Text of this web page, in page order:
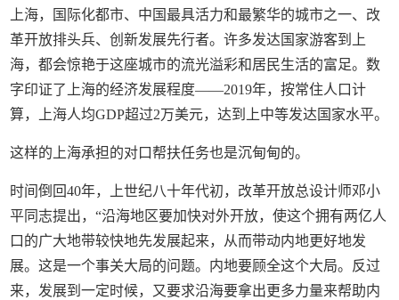
上海，国际化都市、中国最具活力和最繁华的城市之一、改
革开放排头兵、创新发展先行者。许多发达国家游客到上
海，都会惊艳于这座城市的流光溢彩和居民生活的富足。数
字印证了上海的经济发展程度——2019年，按常住人口计
算，上海人均GDP超过2万美元，达到上中等发达国家水平。
这样的上海承担的对口帮扶任务也是沉甸甸的。
时间倒回40年，上世纪八十年代初，改革开放总设计师邓小
平同志提出，“沿海地区要加快对外开放，使这个拥有两亿人
口的广大地带较快地先发展起来，从而带动内地更好地发
展。这是一个事关大局的问题。内地要顾全这个大局。反过
来，发展到一定时候，又要求沿海要拿出更多力量来帮助内